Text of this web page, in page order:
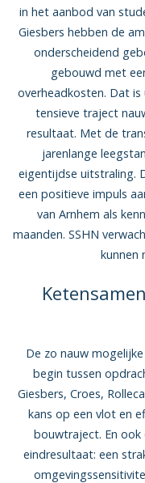
in het aanbod van
Giesbers hebben de
onderscheidend
gebouwd met
overheadkosten. Dat
tensieve traject
resultaat. Met de
jarenlange
eigentijdse uitstraling.
een positieve impuls
van Arnhem als
maanden. SSHN
kunnen
De zo nauw
begin tussen
Giesbers, Croes,
kans op een vlot en
bouw­traject. En
eindresultaat: een